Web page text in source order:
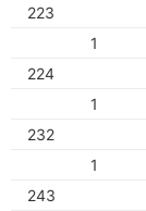
223
1
224
1
232
1
243